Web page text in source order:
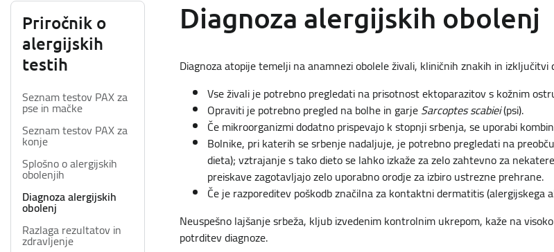
Priročnik o
alergijskih
testih
Seznam testov PAX za
pse in mačke
Seznam testov PAX za
konje
Splošno o alergijskih
obolenjih
Diagnoza alergijskih
obolenj
Razlaga rezultatov in
zdravljenje
Diagnoza alergijskih obolenj
Diagnoza atopije temelji na anamnezi obolele živali, kliničnih znakih in
Vse živali je potrebno pregledati na prisotnost ektoparazitov s kožnim
Opraviti je potrebno pregled na bolhe in garjeSarcoptes scabiei(psi).
Če mikroorganizmi dodatno prispevajo k stopnji srbenja, se uporabi
Bolnike, pri katerih se srbenje nadaljuje, je potrebno pregledati na
dieta); vztrajanje s tako dieto se lahko izkaže za zelo zahtevno za
preiskave zagotavljajo zelo uporabno orodje za izbiro ustrezne prehrane.
Če je razporeditev poškodb značilna za kontaktni dermatitis
Neuspešno lajšanje srbeža, kljub izvedenim kontrolnim ukrepom, kaže na
potrditev diagnoze.